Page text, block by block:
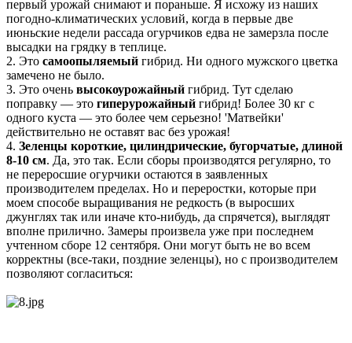
первый урожай снимают и пораньше. Я исхожу из наших
погодно-климатических условий, когда в первые две
июньские недели рассада огурчиков едва не замерзла после
высадки на грядку в теплице.
2. Это самоопыляемый гибрид. Ни одного мужского цветка
замечено не было.
3. Это очень высокоурожайный гибрид. Тут сделаю
поправку — это гиперурожайный гибрид! Более 30 кг с
одного куста — это более чем серьезно! 'Матвейки'
действительно не оставят вас без урожая!
4. Зеленцы короткие, цилиндрические, бугорчатые, длиной
8-10 см. Да, это так. Если сборы производятся регулярно, то
не переросшие огурчики остаются в заявленных
производителем пределах. Но и переростки, которые при
моем способе выращивания не редкость (в выросших
джунглях так или иначе кто-нибудь, да спрячется), выглядят
вполне прилично. Замеры произвела уже при последнем
учтенном сборе 12 сентября. Они могут быть не во всем
корректны (все-таки, поздние зеленцы), но с производителем
позволяют согласиться: